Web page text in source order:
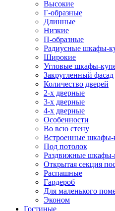
Высокие
Г-образные
Длинные
Низкие
П-образные
Радиусные шкафы-
Широкие
Угловые шкафы-
Закругленный фасад
Количество дверей
2-х дверные
3-х дверные
4-х дверные
Особенности
Во всю стену
Встроенные шкафы-
Под потолок
Раздвижные шкафы-
Открытая секция
Распашные
Гардероб
Для маленького
Эконом
Гостиные